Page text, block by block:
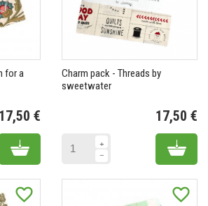
for a
17,50 €
Add to cart
Charm pack - Threads by
sweetwater
17,50 €
Add
favorite_border favorite_border